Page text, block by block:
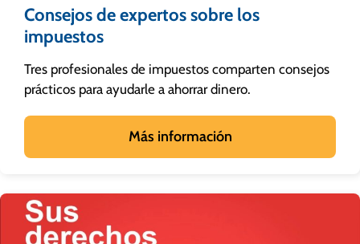
Consejos de expertos sobre los
impuestos
Tres profesionales de impuestos comparten consejos
prácticos para ayudarle a ahorrar dinero.
Más información